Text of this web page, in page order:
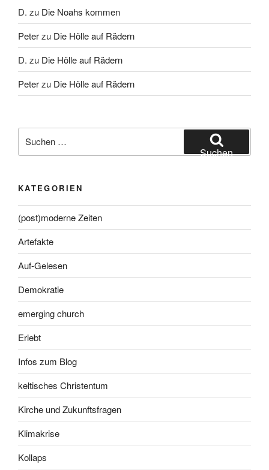
D. zu Die Noahs kommen
Peterzu Die Hölle auf Rädern
D. zu Die Hölle auf Rädern
Peterzu Die Hölle auf Rädern
nach:
Suchen
KATEGORIEN
(post)moderne Zeiten
Artefakte
Auf-Gelesen
Demokratie
emerging church
Erlebt
Infos zum Blog
keltisches Christentum
Kirche und Zukunftsfragen
Klimakrise
Kollaps